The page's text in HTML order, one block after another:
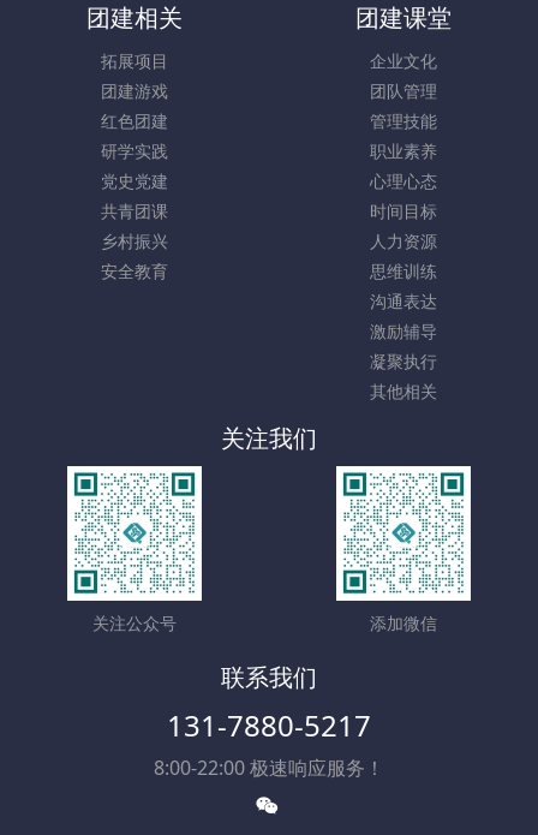
团建相关
拓展项目
团建游戏
红色团建
研学实践
党史党建
共青团课
乡村振兴
安全教育
团建课堂
企业文化
团队管理
管理技能
职业素养
心理心态
时间目标
人力资源
思维训练
沟通表达
激励辅导
凝聚执行
其他相关
关注我们
关注公众号 添加微信
联系我们
131-7880-5217
8:00-22:00 极速响应服务！